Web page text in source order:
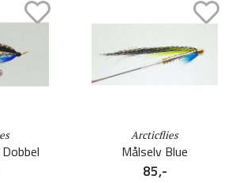
Arcticflies
Målselv Blue
85,-